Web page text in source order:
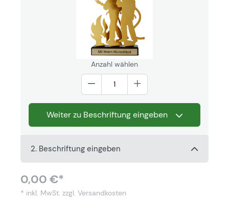
Anzahl wählen
Weiter zu Beschriftung eingeben
2. Beschriftung eingeben
0,00 €*
* inkl. MwSt. zzgl. Versandkosten